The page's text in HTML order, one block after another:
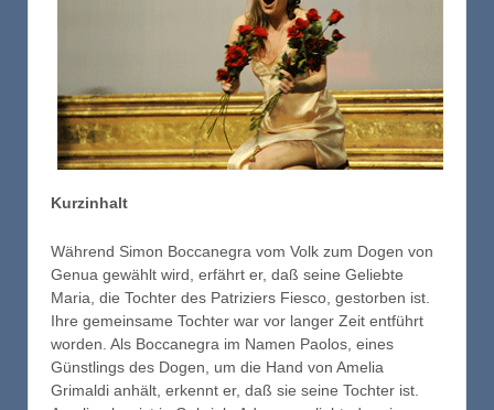
Kurzinhalt
Während Simon Boccanegra vom Volk zum Dogen von
Genua gewählt wird, erfährt er, daß seine Geliebte
Maria, die Tochter des Patriziers Fiesco, gestorben ist.
Ihre gemeinsame Tochter war vor langer Zeit entführt
worden. Als Boccanegra im Namen Paolos, eines
Günstlings des Dogen, um die Hand von Amelia
Grimaldi anhält, erkennt er, daß sie seine Tochter ist.